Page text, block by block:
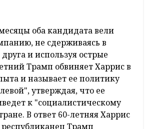
дом с вице-президентом
и губернатором штата
Уолцем соперничает
Дональда Трампа и
Огайо Джеймса Дэвида
стала претендентом от
отказа действующего
Байдена от участия в